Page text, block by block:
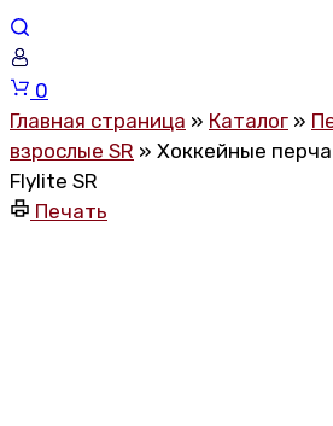
Корзина
0
Главная страница » Каталог »
взрослые SR » Хоккейные
Flylite SR
Печать